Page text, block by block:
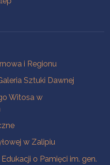
i Regionu
Sztuki Dawnej
Witosa w
w Zalipiu
o Pamięci im. gen.